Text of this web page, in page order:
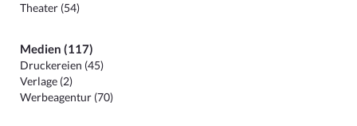
Theater (54)
Medien (117)
Druckereien (45)
Verlage (2)
Werbeagentur (70)